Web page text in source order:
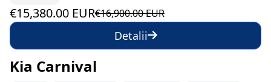
€15,380.00 EUR€16,900.00 EUR
Detalii
La comandă
Kia Carnival